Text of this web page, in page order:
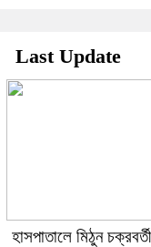
Last Update
হাসপাতালে মিঠুন চক্রবর্তী